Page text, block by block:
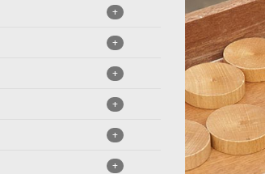
+
+
+
+
+
+